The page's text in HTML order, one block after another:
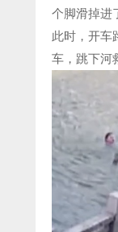
个脚滑掉进
此时，开车
车，跳下河